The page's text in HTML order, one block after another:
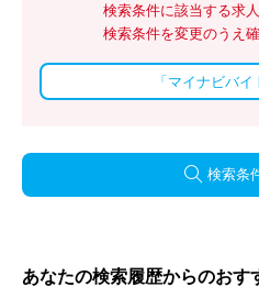
検索条件に該当する求
検索条件を変更のうえ
「マイナビバ
検索条
あなたの検索履歴からのおす